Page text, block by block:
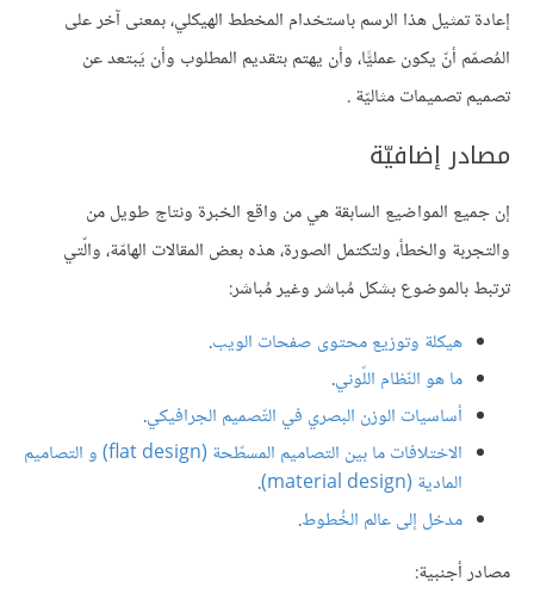
إعادة تمثيل هذا الرسم باستخدام المخطط الهيكلي، بمعنى آخر على
المُصمّم أنّ يكون عمليًّا، وأن يهتم بتقديم المطلوب وأن يَبتعد عن
تصميم تصميمات مثاليّة .
مصادر إضافيّة
إن جميع المواضيع السابقة هي من واقع الخبرة ونتاج طويل من
والتجربة والخطأ، ولتكتمل الصورة، هذه بعض المقالات الهامّة، والّتي
ترتبط بالموضوع بشكل مُباشر وغير مُباشر:
هيكلة وتوزيع محتوى صفحات الويب.
ما هو النّظام اللّوني.
أساسيات الوزن البصري في التّصميم الجرافيكي.
الاختلافات ما بين التصاميم المسطّحة (flat design) و التصاميم
المادية (material design)
.
مدخل إلى عالم الخُطوط.
مصادر أجنبية: